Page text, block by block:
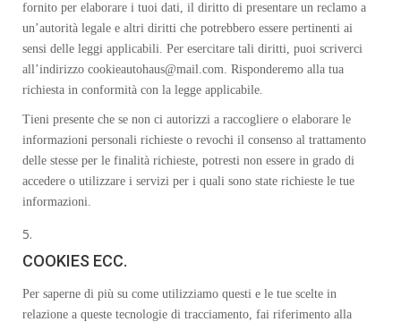
fornito per elaborare i tuoi dati, il diritto di presentare un reclamo a
un’autorità legale e altri diritti che potrebbero essere pertinenti ai
sensi delle leggi applicabili. Per esercitare tali diritti, puoi scriverci
all’indirizzo cookieautohaus@mail.com. Risponderemo alla tua
richiesta in conformità con la legge applicabile.
Tieni presente che se non ci autorizzi a raccogliere o elaborare le
informazioni personali richieste o revochi il consenso al trattamento
delle stesse per le finalità richieste, potresti non essere in grado di
accedere o utilizzare i servizi per i quali sono state richieste le tue
informazioni.
COOKIES ECC.
Per saperne di più su come utilizziamo questi e le tue scelte in
relazione a queste tecnologie di tracciamento, fai riferimento alla